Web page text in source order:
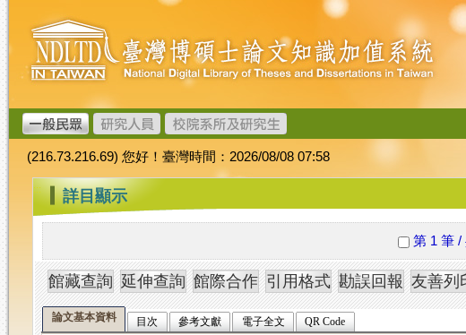
跳
到
主
要
內
容
臺
灣
博
碩
士
論
文
加
值
系
統
(216.73.216.69) 您好！臺灣時間：2026/08/08 07:58
::: 詳目顯示
第 1 筆 /
論文基本資料 目次 參考文獻 電子全文 QR Code